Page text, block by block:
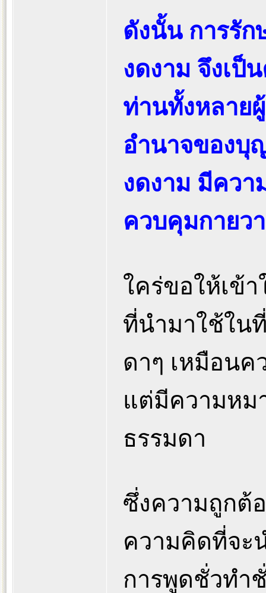
ดังนั้น การรัก
งดงาม จึงเป็
ท่านทั้งหลาย
อำนาจของบุ
งดงาม มีควา
ควบคุมกายว
ใคร่ขอให้เข้
ที่นำมาใช้ใน
ดาๆ เหมือนค
แต่มีความหม
ธรรมดา
ซึ่งความถูกต้
ความคิดที่จะ
การพูดชั่วทำ